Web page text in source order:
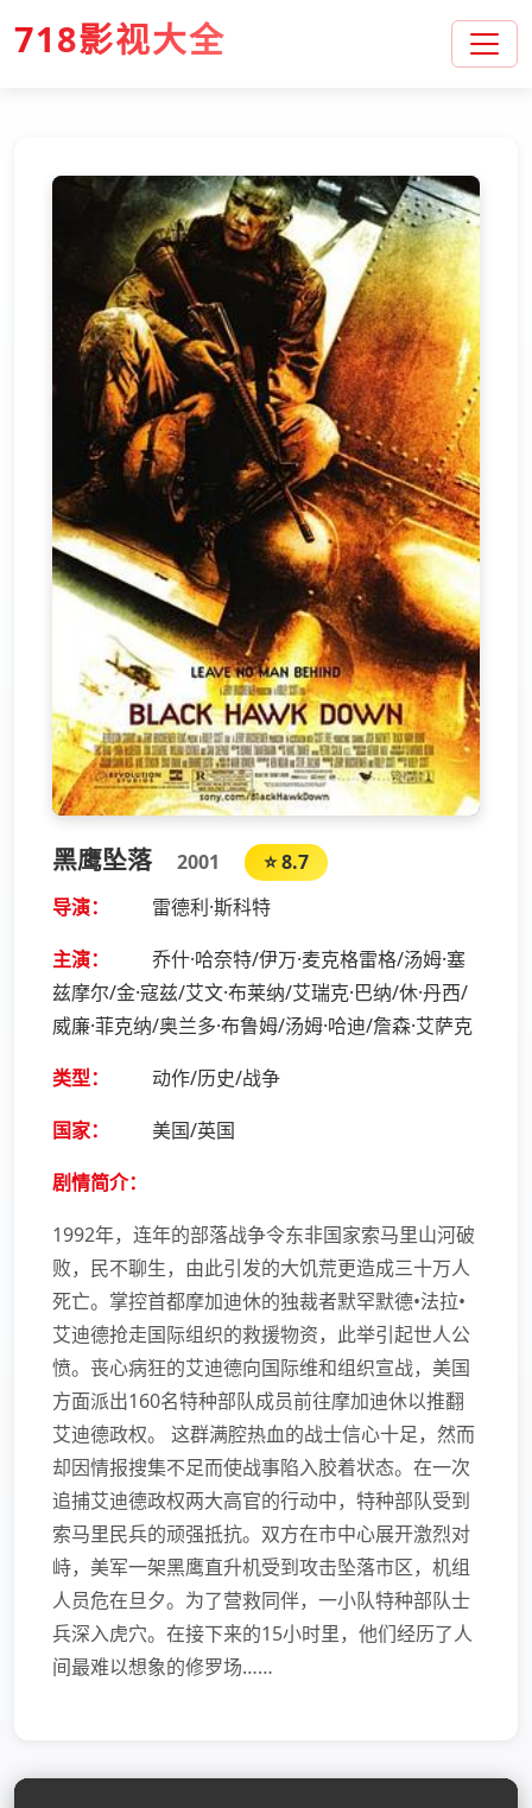
718影视大全
黑鹰坠落 2001
⭐ 8.7
导演：
雷德利·斯科特
主演：
乔什·哈奈特/伊万·麦克格雷格/汤姆·塞
兹摩尔/金·寇兹/艾文·布莱纳/艾瑞克·巴纳/休·丹西/
威廉·菲克纳/奥兰多·布鲁姆/汤姆·哈迪/詹森·艾萨克
类型：
动作/历史/战争
国家：
美国/英国
剧情简介：
1992年，连年的部落战争令东非国家索马里山河破
败，民不聊生，由此引发的大饥荒更造成三十万人
死亡。掌控首都摩加迪休的独裁者默罕默德•法拉•
艾迪德抢走国际组织的救援物资，此举引起世人公
愤。丧心病狂的艾迪德向国际维和组织宣战，美国
方面派出160名特种部队成员前往摩加迪休以推翻
艾迪德政权。 这群满腔热血的战士信心十足，然而
却因情报搜集不足而使战事陷入胶着状态。在一次
追捕艾迪德政权两大高官的行动中，特种部队受到
索马里民兵的顽强抵抗。双方在市中心展开激烈对
峙，美军一架黑鹰直升机受到攻击坠落市区，机组
人员危在旦夕。为了营救同伴，一小队特种部队士
兵深入虎穴。在接下来的15小时里，他们经历了人
间最难以想象的修罗场……